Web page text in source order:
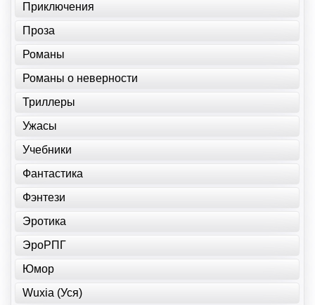
Приключения
Проза
Романы
Романы о неверности
Триллеры
Ужасы
Учебники
Фантастика
Фэнтези
Эротика
ЭроРПГ
Юмор
Wuxia (Уся)